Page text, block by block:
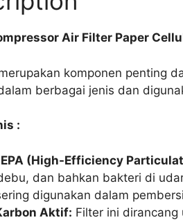
Air Filter Paper
komponen penting
berbagai jenis dan
:
(High-Efficiency
dan bahkan bakteri di
digunakan dalam
Aktif: Filter ini